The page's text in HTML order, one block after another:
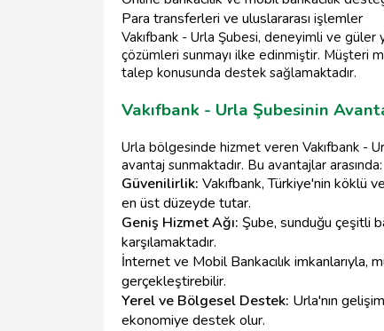
Para transferleri ve uluslararası işlemler
Vakıfbank - Urla Şubesi, deneyimli ve
çözümleri sunmayı ilke edinmiştir. Müşteri
talep konusunda destek sağlamaktadır.
Vakıfbank - Urla Şubesinin
Urla bölgesinde hizmet veren Vakıfbank -
avantaj sunmaktadır. Bu avantajlar arasında:
Güvenilirlik: Vakıfbank, Türkiye'nin köklü
en üst düzeyde tutar.
Geniş Hizmet Ağı: Şube, sunduğu çeşitli
karşılamaktadır.
İnternet ve Mobil Bankacılık imkanlarıyla,
gerçekleştirebilir.
Yerel ve Bölgesel Destek: Urla'nın
ekonomiye destek olur.